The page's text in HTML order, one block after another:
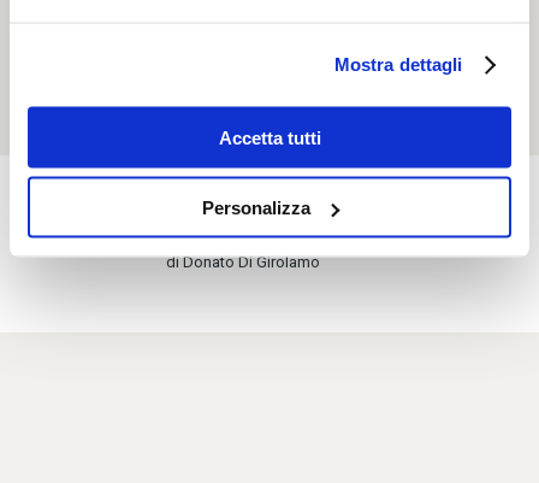
Mostra dettagli
Accetta tutti
Personalizza
Eco Filter Service
di Donato Di Girolamocredits